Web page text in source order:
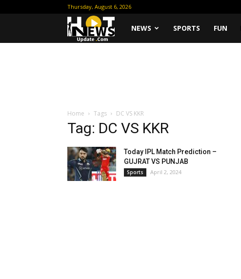
Thursday, August 6, 2026
HotNEWS SPORTS FUN
Home Tags DC VS KKR
Tag: DC VS KKR
Today IPL Match Prediction –
GUJRAT VS PUNJAB
Sports April 2, 2024